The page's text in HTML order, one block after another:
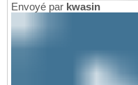
Envoyé par kwasin